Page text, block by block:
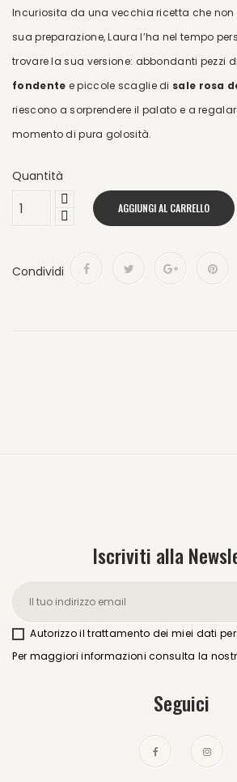
Incuriosita da una vecchia ricetta che non
sua preparazione, Laura l’ha nel tempo
trovare la sua versione: abbondanti pezzi di
fondente e piccole scaglie di sale rosa
riescono a sorprendere il palato e a
momento di pura golosità.
Quantità
AGGIUNGI AL CARRELLO
Condividi
Iscriviti alla
Autorizzo il trattamento dei miei dati
Per maggiori informazioni consulta la
Seguici